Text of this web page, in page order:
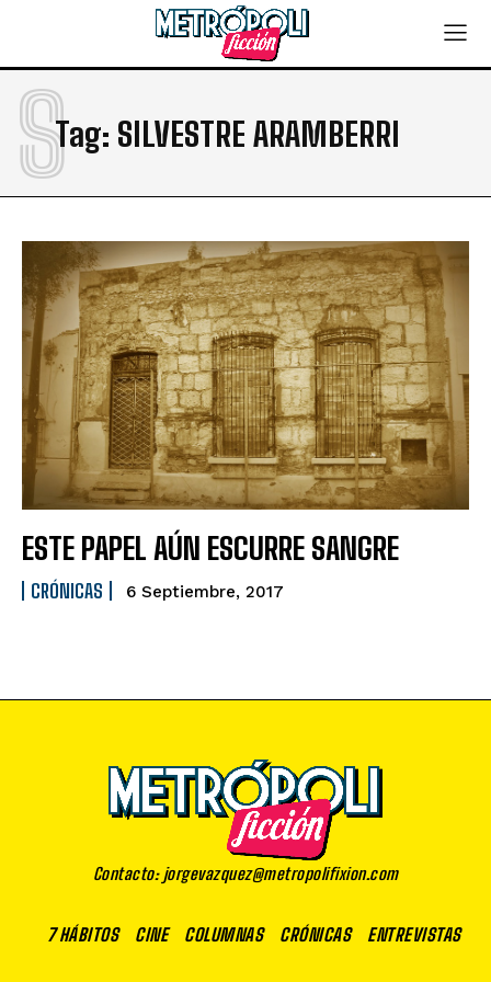
Tag: SILVESTRE ARAMBERRI
S
ESTE PAPEL AÚN ESCURRE SANGRE
CRÓNICAS 6 Septiembre, 2017
Contacto: jorgevazquez@metropolifixion.com
7 HÁBITOS CINE COLUMNAS CRÓNICAS ENTREVISTAS